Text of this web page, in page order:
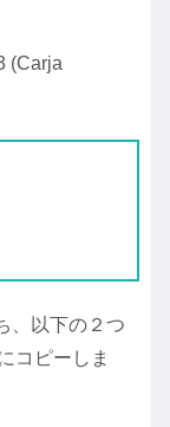
(Carja
、以下の２つ
コピーしま